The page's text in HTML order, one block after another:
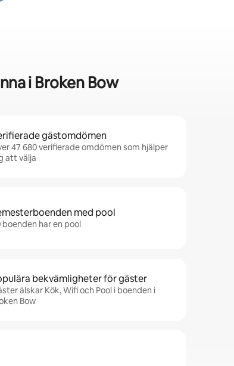
i Broken Bow
gästomdömen
47 680 verifierade omdömen som hjälper
att välja
med pool
boenden har en pool
bekvämligheter för gäster
älskar Kök, Wifi och Pool i boenden i
Bow